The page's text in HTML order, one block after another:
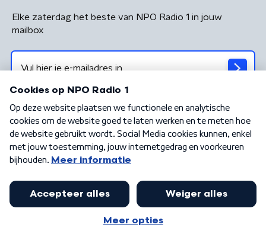
Elke zaterdag het beste van NPO Radio 1 in jouw
mailbox
Algemene voorwaarden